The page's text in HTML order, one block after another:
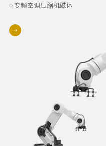
变频空调压缩机磁体